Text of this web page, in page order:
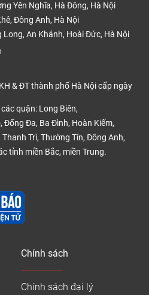
Yên Nghĩa, Hà Đông, Hà Nội
Đông Anh, Hà Nội
An Khánh, Hoài Đức, Hà Nội
& ĐT thành phố Hà Nội cấp ngày
quận: Long Biên,
Đống Đa, Ba Đình, Hoàn Kiếm,
Trì, Thường Tín, Đông Anh,
tỉnh miền Bắc, miền Trung.
Chính sách
Chính sách đại lý